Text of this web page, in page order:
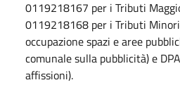
0119218167 per i Tributi
0119218168 per i Tributi
occupazione spazi e aree
comunale sulla pubblicità) e
affissioni).